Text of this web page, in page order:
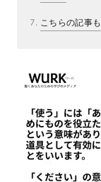
こちらの記事